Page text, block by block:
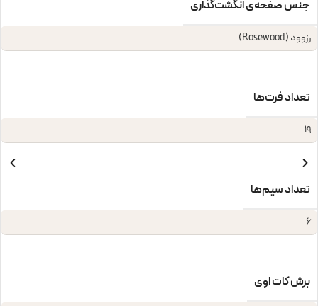
جنس صفحه‌ی انگشت‌گذاری
رزوود (Rosewood)
تعداد فرت‌ها
19
تعداد سیم‌ها
6
برش کات‌ اوی